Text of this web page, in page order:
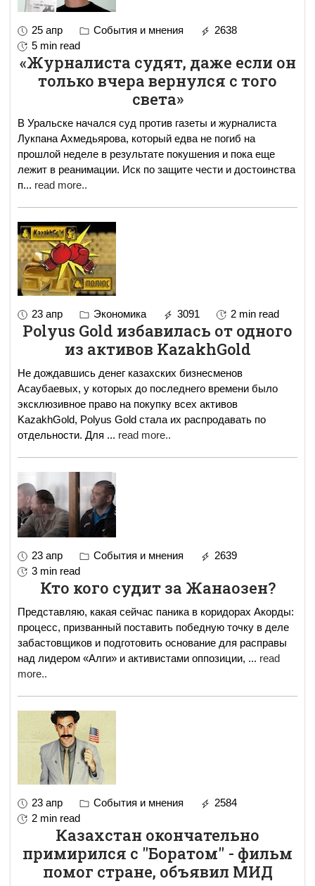
25 апр События и мнения
2638
5 min read
«Журналиста судят, даже если он
только вчера вернулся с того
света»
В Уральске начался суд против газеты и журналиста
Лукпана Ахмедьярова, который едва не погиб на
прошлой неделе в результате покушения и пока еще
лежит в реанимации. Иск по защите чести и достоинства
п... read more..
23 апр Экономика 3091 2 min read
Polyus Gold избавилась от одного
из активов KazakhGold
Не дождавшись денег казахских бизнесменов
Асаубаевых, у которых до последнего времени было
эксклюзивное право на покупку всех активов
KazakhGold, Polyus Gold стала их распродавать по
отдельности. Для ... read more..
23 апр События и мнения
2639
3 min read
Кто кого судит за Жанаозен?
Представляю, какая сейчас паника в коридорах Акорды:
процесс, призванный поставить победную точку в деле
забастовщиков и подготовить основание для расправы
над лидером «Алги» и активистами оппозиции, ... read
more..
23 апр События и мнения
2584
2 min read
Казахстан окончательно
примирился с "Боратом" - фильм
помог стране, объявил МИД